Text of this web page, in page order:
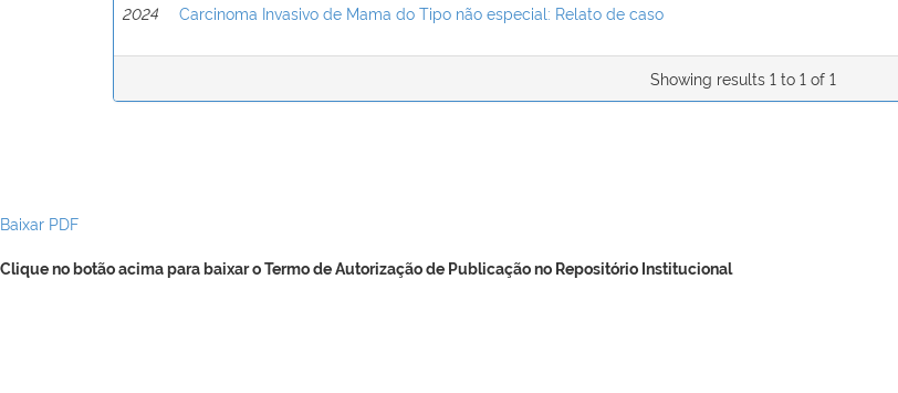
2024 Carcinoma Invasivo de Mama do Tipo não especial: Relato de caso
Showing results 1 to 1 of 1
Baixar PDF
Clique no botão acima para baixar o Termo de Autorização de Publicação no Repositório Institucional